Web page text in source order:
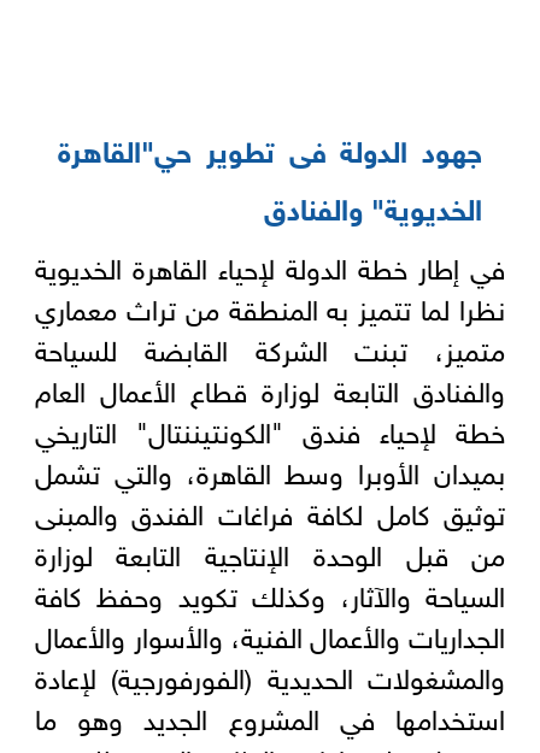
جهود الدولة فى تطوير حي"القاهرة
الخديوية" والفنادق
في إطار خطة الدولة لإحياء القاهرة الخديوية
نظرا لما تتميز به المنطقة من تراث معماري
متميز، تبنت الشركة القابضة للسياحة
والفنادق التابعة لوزارة قطاع الأعمال العام
خطة لإحياء فندق "الكونتيننتال" التاريخي
بميدان الأوبرا وسط القاهرة، والتي تشمل
توثيق كامل لكافة فراغات الفندق والمبنى
من قبل الوحدة الإنتاجية التابعة لوزارة
السياحة والآثار، وكذلك تكويد وحفظ كافة
الجداريات والأعمال الفنية، والأسوار والأعمال
والمشغولات الحديدية (الفورفورجية) لإعادة
استخدامها في المشروع الجديد وهو ما